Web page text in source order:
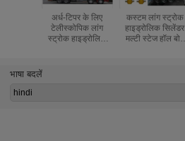
अर्ध-टिपर के लिए
टेलीस्कोपिक लांग
स्ट्रोक हाइड्रोलिक
कस्टम लांग स्ट्रोक
हाइड्रोलिक सिलेंडर
मल्टी स्टेज हॉल बोर
भाषा बदलें